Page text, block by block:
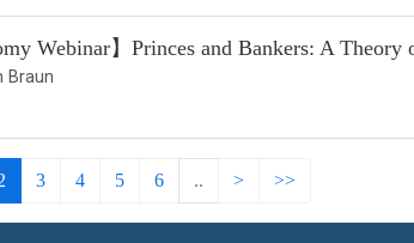
Webinar】Princes and Bankers: A Theory
Braun
3 4 5 6 .. > >>